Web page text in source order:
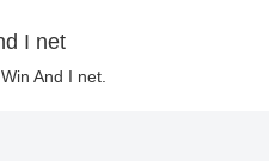
I net
And I net.